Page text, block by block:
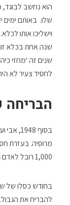
הוא נחשב לבוגד,
שלו. באותם ימים
וישליכו אותו
שנה אחת בכלא
שנים זה ‘מחזי
לחסיד צעיר לא
בסוף
מרוסיה. בעזרת
1,000 רובל לאדם הם הבטיחו להבריח את הגבול מרוסיה לרומניה.
בחודש כסלו של
להבריח את